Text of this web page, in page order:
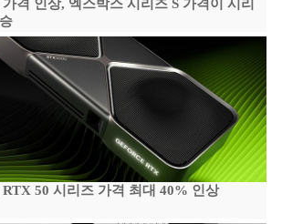
격 인상, 엑스박스 시리즈 S 가격이 시리
50 시리즈 가격 최대 40% 인상